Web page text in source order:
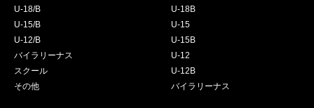
U-18/B
U-15/B
U-12/B
バイラリーナス
スクール
その他
U-18B
U-15
U-15B
U-12
U-12B
バイラリーナス